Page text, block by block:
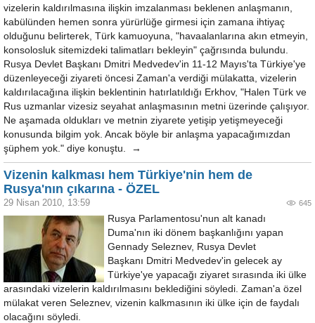
vizelerin kaldırılmasına ilişkin imzalanması beklenen anlaşmanın,
kabülünden hemen sonra yürürlüğe girmesi için zamana ihtiyaç
olduğunu belirterek, Türk kamuoyuna, "havaalanlarına akın etmeyin,
konsolosluk sitemizdeki talimatları bekleyin" çağrısında bulundu.
Rusya Devlet Başkanı Dmitri Medvedev'in 11-12 Mayıs'ta Türkiye'ye
düzenleyeceği ziyareti öncesi Zaman'a verdiği mülakatta, vizelerin
kaldırılacağına ilişkin beklentinin hatırlatıldığı Erkhov, "Halen Türk ve
Rus uzmanlar vizesiz seyahat anlaşmasının metni üzerinde çalışıyor.
Ne aşamada oldukları ve metnin ziyarete yetişip yetişmeyeceği
konusunda bilgim yok. Ancak böyle bir anlaşma yapacağımızdan
şüphem yok." diye konuştu. →
Vizenin kalkması hem Türkiye'nin hem de
Rusya'nın çıkarına - ÖZEL
29 Nisan 2010, 13:59 645
Rusya Parlamentosu'nun alt kanadı
Duma'nın iki dönem başkanlığını yapan
Gennady Seleznev, Rusya Devlet
Başkanı Dmitri Medvedev'in gelecek ay
Türkiye'ye yapacağı ziyaret sırasında iki ülke
arasındaki vizelerin kaldırılmasını beklediğini söyledi. Zaman'a özel
mülakat veren Seleznev, vizenin kalkmasının iki ülke için de faydalı
olacağını söyledi.